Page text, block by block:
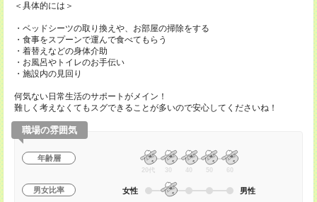
＜具体的には＞
・ベッドシーツの取り換えや、お部屋の掃除をする
・食事をスプーンで運んで食べてもらう
・着替えなどの身体介助
・お風呂やトイレのお手伝い
・施設内の見回り
何気ない日常生活のサポートがメイン！
難しく考えなくてもスグできることが多いので安心してくださいね！
職場の雰囲気
年齢層
20代 30 40 50 60
男女比率 女性 男性